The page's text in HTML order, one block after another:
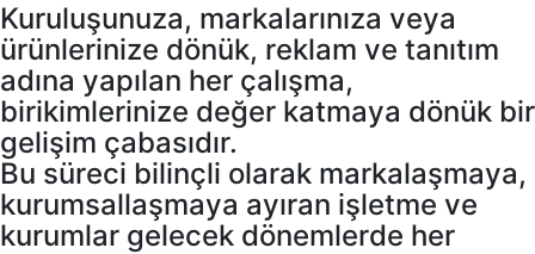
Kuruluşunuza, markalarınıza veya
ürünlerinize dönük, reklam ve tanıtım
adına yapılan her çalışma,
birikimlerinize değer katmaya dönük bir
gelişim çabasıdır.
Bu süreci bilinçli olarak markalaşmaya,
kurumsallaşmaya ayıran işletme ve
kurumlar gelecek dönemlerde her